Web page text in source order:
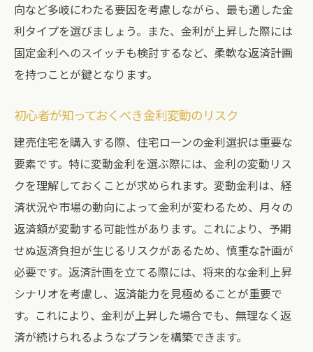
繰上返済のメリットとタイミング
返済方法選びで考慮すべき要素
長期返済のリスクを緩和する方法
建売住宅に適した返済プランの選定
建売住宅における無理のない返済計画を立てる
家計管理と返済計画のバランス
返済の優先順位と資金分配のポイント
建売住宅ローンの返済計画に柔軟性を持た
せる
長期的な資金計画で安心の返済を実現
不測の事態に備える返済準備
収入減少時の返済戦略
建売住宅ローンと自分のライフスタイルの一致
を図る
向など多岐にわたる要因を考慮しながら、最も適した金
利タイプを選びましょう。また、金利が上昇した際には
固定金利へのスイッチも検討するなど、柔軟な返済計画
を持つことが鍵となります。
初心者が知っておくべき金利変動のリスク
建売住宅を購入する際、住宅ローンの金利選択は重要な
要素です。特に変動金利を選ぶ際には、金利の変動リス
クを理解しておくことが求められます。変動金利は、経
済状況や市場の動向によって金利が変わるため、月々の
返済額が変動する可能性があります。これにより、予期
せぬ返済負担が生じるリスクがあるため、慎重な計画が
必要です。返済計画を立てる際には、将来的な金利上昇
シナリオを考慮し、返済能力を見極めることが重要で
す。これにより、金利が上昇した場合でも、無理なく返
済が続けられるようなプランを構築できます。